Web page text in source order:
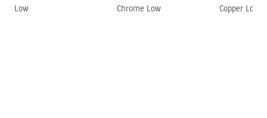
Гарантия
5 лет
Low
Chrome Low
Copper Low